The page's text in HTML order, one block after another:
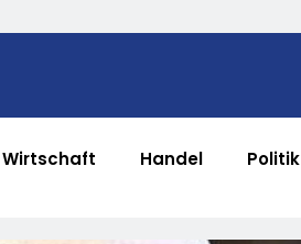
Wirtschaft Handel Politik